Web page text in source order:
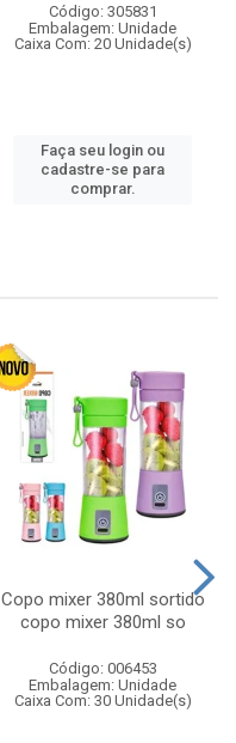
Código: 305831
Embalagem: Unidade
Caixa Com: 20 Unidade(s)
Faça seu login ou
cadastre-se para
comprar.
Copo mixer 380ml sortido
copo mixer 380ml so
Código: 006453
Embalagem: Unidade
Caixa Com: 30 Unidade(s)